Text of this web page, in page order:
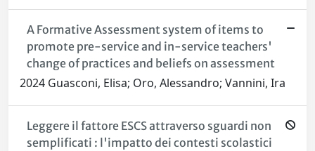
A Formative Assessment system of items to
promote pre-service and in-service teachers'
change of practices and beliefs on assessment
2024 Guasconi, Elisa; Oro, Alessandro; Vannini, Ira
Leggere il fattore ESCS attraverso sguardi non
semplificati : l'impatto dei contesti scolastici